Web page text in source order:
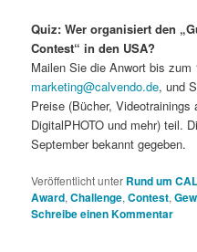
Quiz: Wer organisiert den
Contest“ in den USA?
Mailen Sie die Anwort bis zum
marketing@calvendo.de, und
Preise (Bücher, Videotrainings
DigitalPHOTO und mehr) teil.
September bekannt gegeben.
Veröffentlicht unter Rund um
Award,Challenge,Contest,
Schreibe einen Kommentar